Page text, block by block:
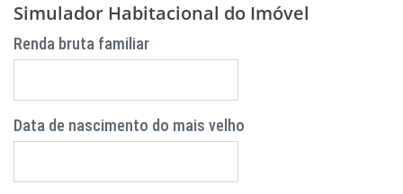
Simulador Habitacional do Imóvel
Renda bruta familiar
Data de nascimento do mais velho